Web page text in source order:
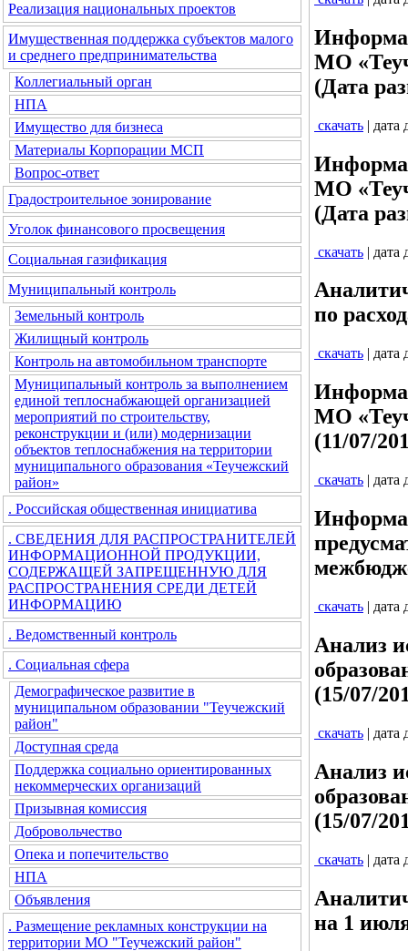
Реализация национальных проектов
Имущественная поддержка субъектов малого
и среднего предпринимательства
Коллегиальный орган
НПА
Имущество для бизнеса
Материалы Корпорации МСП
Вопрос-ответ
Градостроительное зонирование
Уголок финансового просвещения
Социальная газификация
Муниципальный контроль
Земельный контроль
Жилищный контроль
Контроль на автомобильном транспорте
Муниципальный контроль за выполнением
единой теплоснабжающей организацией
мероприятий по строительству,
реконструкции и (или) модернизации
объектов теплоснабжения на территории
муниципального образования «Теучежский
район»
. Российская общественная инициатива
. СВЕДЕНИЯ ДЛЯ РАСПРОСТРАНИТЕЛЕЙ
ИНФОРМАЦИОННОЙ ПРОДУКЦИИ,
СОДЕРЖАЩЕЙ ЗАПРЕЩЕННУЮ ДЛЯ
РАСПРОСТРАНЕНИЯ СРЕДИ ДЕТЕЙ
ИНФОРМАЦИЮ
. Ведомственный контроль
. Социальная сфера
Демографическое развитие в
муниципальном образовании "Теучежский
район"
Доступная среда
Поддержка социально ориентированных
некоммерческих организаций
Призывная комиссия
Добровольчество
Опека и попечительство
НПА
Объявления
. Размещение рекламных конструкции на
территории МО "Теучежский район"
МО
(Дата
скачать | дата
МО
(Дата
скачать | дата
по
скачать | дата
МО
(11/07/
скачать | дата
скачать | дата
Анализ
(15/07/
скачать | дата
Анализ
(15/07/
скачать | дата
на 1